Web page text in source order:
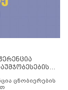
ცნობიერების